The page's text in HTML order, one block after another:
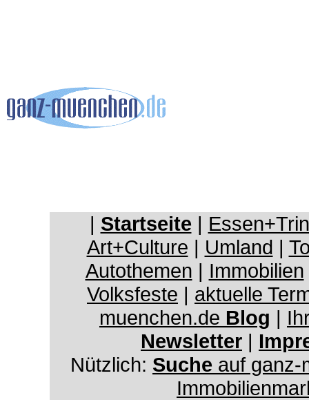
| Startseite |
Art+Culture | Umland |
Autothemen | Immobilien
Volksfeste | aktuelle
muenchen.de Blog |
Newsletter |
Nützlich: Suche auf ganz-